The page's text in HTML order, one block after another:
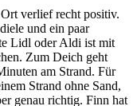
verlief recht positiv.
und ein paar
Lidl oder Aldi ist mit
Zum Deich geht
am Strand. Für
Strand ohne Sand,
genau richtig. Finn hat